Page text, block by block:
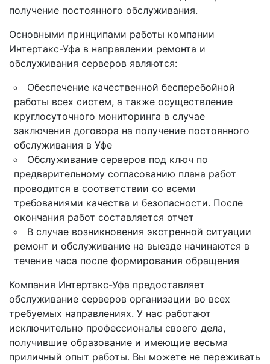
получение постоянного обслуживания.
Основными принципами работы компании
Интертакс-Уфа в направлении ремонта и
обслуживания серверов являются:
Обеспечение качественной бесперебойной
работы всех систем, а также осуществление
круглосуточного мониторинга в случае
заключения договора на получение постоянного
обслуживания в Уфе
Обслуживание серверов под ключ по
предварительному согласованию плана работ
проводится в соответствии со всеми
требованиями качества и безопасности. После
окончания работ составляется отчет
В случае возникновения экстренной ситуации
ремонт и обслуживание на выезде начинаются в
течение часа после формирования обращения
Компания Интертакс-Уфа предоставляет
обслуживание серверов организации во всех
требуемых направлениях. У нас работают
исключительно профессионалы своего дела,
получившие образование и имеющие весьма
приличный опыт работы. Вы можете не переживать